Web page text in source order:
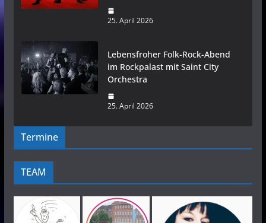
25. April 2026
Lebensfroher Folk-Rock-Abend
im Rockpalast mit Saint City
Orchestra
25. April 2026
Termine
TEAM